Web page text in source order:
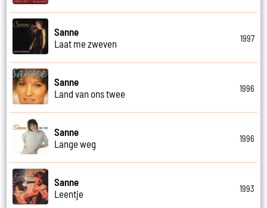
Sanne
Laat me zweven
1997
Sanne
Land van ons twee
1996
Sanne
Lange weg
1996
Sanne
Leentje
1993